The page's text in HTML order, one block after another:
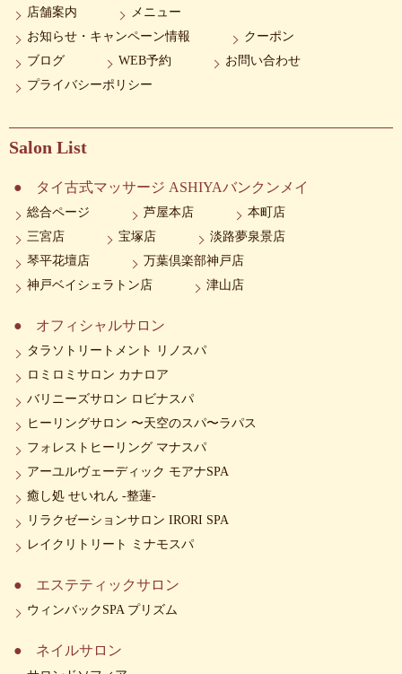
店舗案内
メニュー
お知らせ・キャンペーン情報
クーポン
ブログ
WEB予約
お問い合わせ
プライバシーポリシー
Salon List
タイ古式マッサージ ASHIYAバンクンメイ
総合ページ 芦屋本店
本町店
三宮店
宝塚店
淡路夢泉景店
琴平花壇店
万葉倶楽部神戸店
神戸ベイシェラトン店
津山店
オフィシャルサロン
タラソトリートメント リノスパ
ロミロミサロン カナロア
バリニーズサロン ロビナスパ
ヒーリングサロン 〜天空のスパ〜ラパス
フォレストヒーリング マナスパ
アーユルヴェーディック モアナSPA
癒し処 せいれん -整蓮-
リラクゼーションサロン IRORI SPA
レイクリトリート ミナモスパ
エステティックサロン
ウィンバックSPA プリズム
ネイルサロン